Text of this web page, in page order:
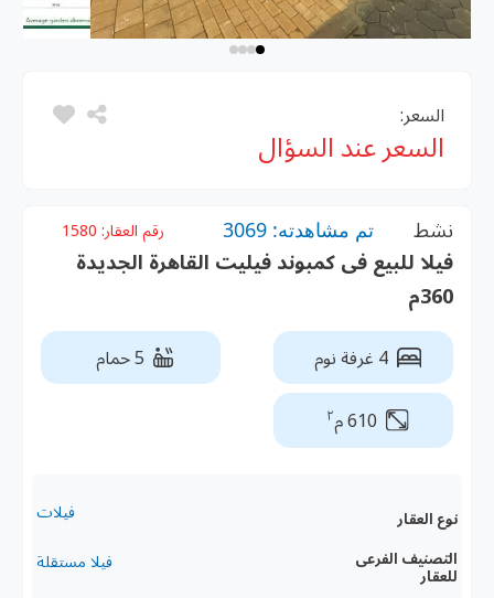
السعر:
السعر عند السؤال
نشط تم مشاهدته: 3069 رقم العقار: 1580
فيلا للبيع فى كمبوند فيليت القاهرة الجديدة
360م
4 غرفة نوم 5 حمام
610 م ٢
نوع العقار فيلات
التصنيف الفرعى
للعقار
فيلا مستقلة